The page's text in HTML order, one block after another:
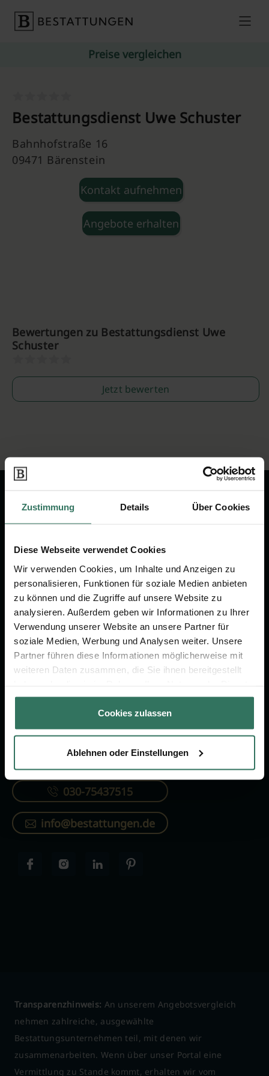
Zustimmung Details Über Cookies
Diese Webseite verwendet Cookies
Wir verwenden Cookies, um Inhalte und Anzeigen zu
personalisieren, Funktionen für soziale Medien anbieten
zu können und die Zugriffe auf unsere Website zu
analysieren. Außerdem geben wir Informationen zu Ihrer
Verwendung unserer Website an unsere Partner für
soziale Medien, Werbung und Analysen weiter. Unsere
Partner führen diese Informationen möglicherweise mit
weiteren Daten zusammen, die Sie ihnen bereitgestellt
gesammelt haben.
Cookies zulassen
Ablehnen oder Einstellungen
Preise vergleichen
Bestattungsdienst Uwe Schuster
Bahnhofstraße 16
09471 Bärenstein
Kontakt aufnehmen
Angebote erhalten
Bewertungen zu Bestattungsdienst Uwe
Schuster
Jetzt bewerten
Wir sind Ihr Ansprechpartner rund
um das Thema Bestattung &
Jetzt beraten lassen
FÜR SIE
Vergleich
FÜR BESTATTER
Online-Portal
030-75437515
info@bestattungen.de
Transparenzhinweis: An unserem Angebotsvergleich
nehmen zahlreiche, ausgewählte
Bestattungsunternehmen teil, mit denen wir
zusammenarbeiten. Wenn über unser Portal eine
Vermittlung zu Stande kommt, erhalten wir vom